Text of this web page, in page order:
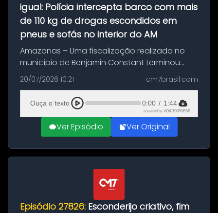
igual: Polícia intercepta barco com mais
de 110 kg de drogas escondidos em
pneus e sofás no interior do AM
Amazonas – Uma fiscalização realizada no
município de Benjamin Constant terminou
com a apreensão de aproximadamente 115
quilos de entorpecentes em uma
embarcação atracada no porto da cidade. O
materia...
20/07/2026 10:21 cm7brasil.com
Ouça o texto 0:00 / 1:44
powered by VOICEXPRESS
Ver Episódio Ver Original
Episódio 27826: Esconderijo criativo, fim